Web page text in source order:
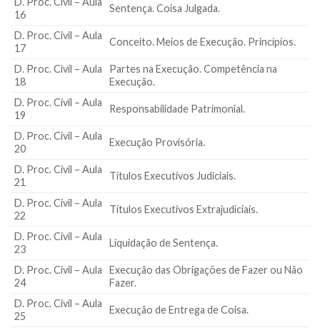
16
Sentença. Coisa Julgada.
D. Proc. Civil – Aula
17
Conceito. Meios de Execução. Princípios.
D. Proc. Civil – Aula
18
Partes na Execução. Competência na
Execução.
D. Proc. Civil – Aula
19
Responsabilidade Patrimonial.
D. Proc. Civil – Aula
20
Execução Provisória.
D. Proc. Civil – Aula
21
Títulos Executivos Judiciais.
D. Proc. Civil – Aula
22
Títulos Executivos Extrajudiciais.
D. Proc. Civil – Aula
23
Liquidação de Sentença.
D. Proc. Civil – Aula
24
Execução das Obrigações de Fazer ou Não
Fazer.
D. Proc. Civil – Aula
25
Execução de Entrega de Coisa.